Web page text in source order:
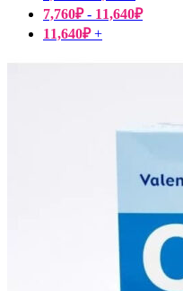
Пищевые добавки
7,760₽- 11,640₽
11,640₽+